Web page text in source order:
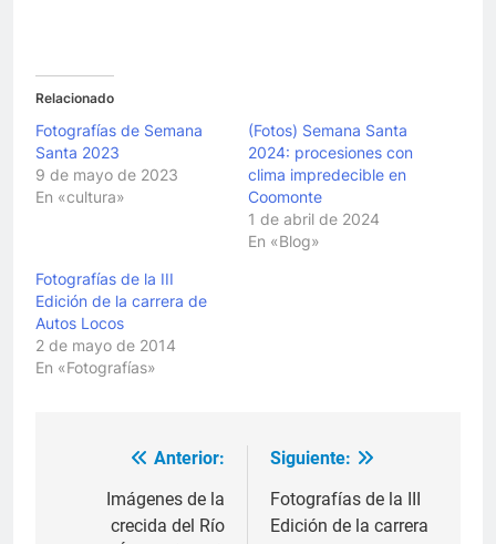
Relacionado
Fotografías de Semana
Santa 2023
9 de mayo de 2023
En «cultura»
(Fotos) Semana Santa
2024: procesiones con
clima impredecible en
Coomonte
1 de abril de 2024
En «Blog»
Fotografías de la III
Edición de la carrera de
Autos Locos
2 de mayo de 2014
En «Fotografías»
Navegación
Anterior:
Imágenes de la
crecida del Río
Siguiente:
Fotografías de la III
Edición de la carrera